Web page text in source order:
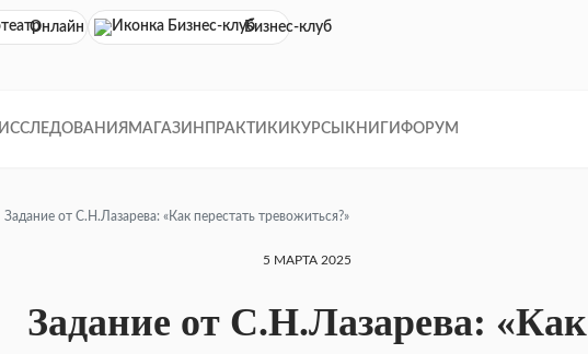
Онлайн кинотеатр
Бизнес-клуб
ИССЛЕДОВАНИЯ МАГАЗИН ПРАКТИКИ КУРСЫ КНИГИ ФОРУМ
Задание от С.Н.Лазарева: «Как перестать тревожиться?»
5 МАРТА 2025
Задание от С.Н.Лазарева: «Как